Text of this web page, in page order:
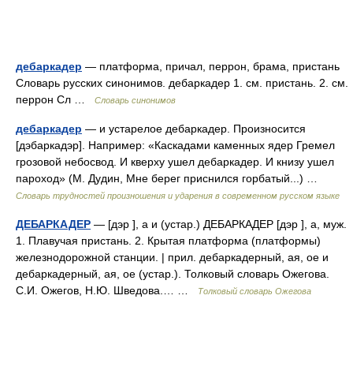
дебаркадер — платформа, причал, перрон, брама, пристань
Словарь русских синонимов. дебаркадер 1. см. пристань. 2. см.
перрон Сл …
Словарь синонимов
дебаркадер — и устарелое дебаркадер. Произносится
[дэбаркадэр]. Например: «Каскадами каменных ядер Гремел
грозовой небосвод. И кверху ушел дебаркадер. И книзу ушел
пароход» (М. Дудин, Мне берег приснился горбатый...) …
Словарь трудностей произношения и ударения в современном русском языке
ДЕБАРКАДЕР — [дэр ], а и (устар.) ДЕБАРКАДЕР [дэр ], а, муж.
1. Плавучая пристань. 2. Крытая платформа (платформы)
железнодорожной станции. | прил. дебаркадерный, ая, ое и
дебаркадерный, ая, ое (устар.). Толковый словарь Ожегова.
С.И. Ожегов, Н.Ю. Шведова.… …
Толковый словарь Ожегова